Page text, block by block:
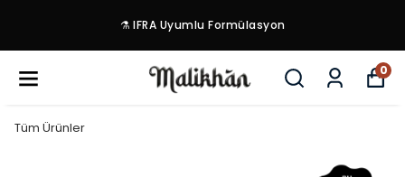
⚗️ IFRA Uyumlu Formülasyon
0
Tüm Ürünler